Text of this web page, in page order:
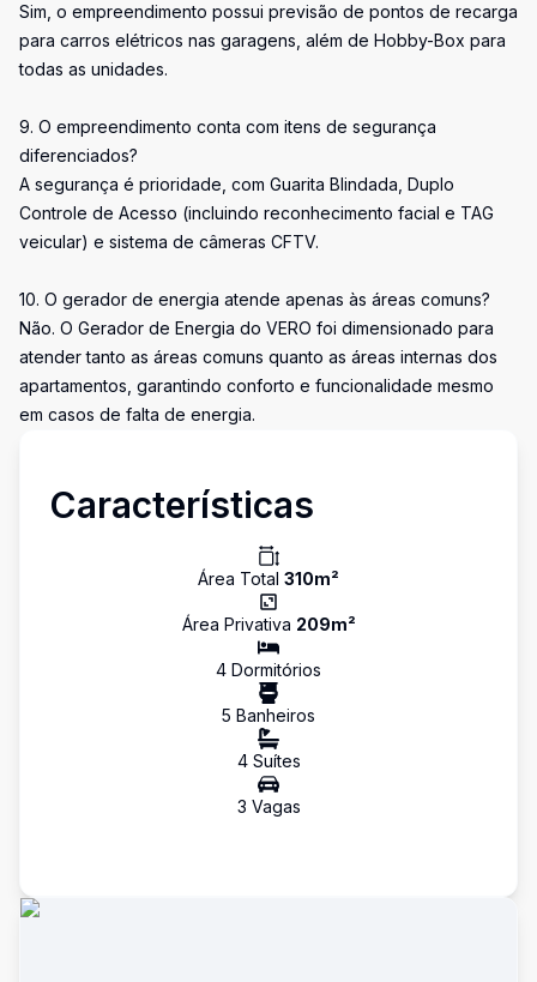
Sim, o empreendimento possui previsão de pontos de recarga
para carros elétricos nas garagens, além de Hobby-Box para
todas as unidades.
9. O empreendimento conta com itens de segurança
diferenciados?
A segurança é prioridade, com Guarita Blindada, Duplo
Controle de Acesso (incluindo reconhecimento facial e TAG
veicular) e sistema de câmeras CFTV.
10. O gerador de energia atende apenas às áreas comuns?
Não. O Gerador de Energia do VERO foi dimensionado para
atender tanto as áreas comuns quanto as áreas internas dos
apartamentos, garantindo conforto e funcionalidade mesmo
em casos de falta de energia.
Características
Área Total 310m²
Área Privativa 209m²
4 Dormitórios
5 Banheiros
4Suítes
3 Vagas